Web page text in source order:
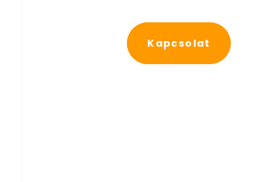
Kapcsolat